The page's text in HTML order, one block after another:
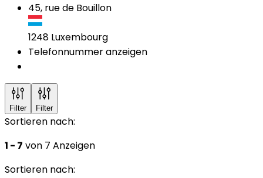
45, rue de Bouillon
1248 Luxembourg
Telefonnummer anzeigen
Filter Filter
Sortieren nach:
1 - 7 von 7 Anzeigen
Sortieren nach: